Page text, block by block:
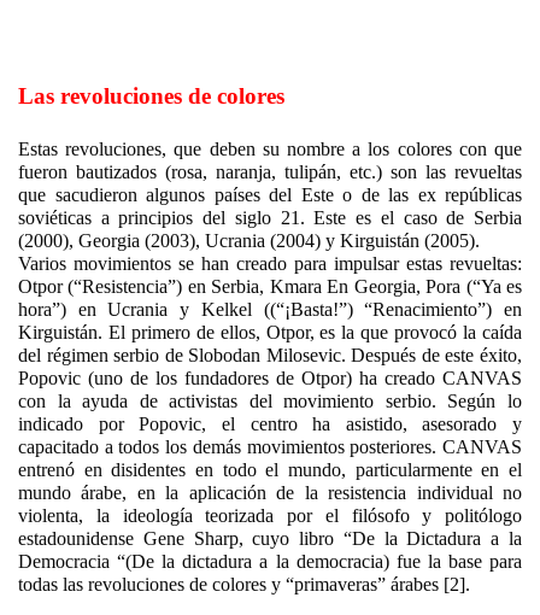
Las revoluciones de colores
Estas revoluciones, que deben su nombre a los colores con que
fueron bautizados (rosa, naranja, tulipán, etc.) son las revueltas
que sacudieron algunos países del Este o de las ex repúblicas
soviéticas a principios del siglo 21. Este es el caso de Serbia
(2000), Georgia (2003), Ucrania (2004) y Kirguistán (2005).
Varios movimientos se han creado para impulsar estas revueltas:
Otpor (“Resistencia”) en Serbia, Kmara En Georgia, Pora (“Ya es
hora”) en Ucrania y Kelkel ((“¡Basta!”) “Renacimiento”) en
Kirguistán. El primero de ellos, Otpor, es la que provocó la caída
del régimen serbio de Slobodan Milosevic. Después de este éxito,
Popovic (uno de los fundadores de Otpor) ha creado CANVAS
con la ayuda de activistas del movimiento serbio. Según lo
indicado por Popovic, el centro ha asistido, asesorado y
capacitado a todos los demás movimientos posteriores. CANVAS
entrenó en disidentes en todo el mundo, particularmente en el
mundo árabe, en la aplicación de la resistencia individual no
violenta, la ideología teorizada por el filósofo y politólogo
estadounidense Gene Sharp, cuyo libro “De la Dictadura a la
Democracia “(De la dictadura a la democracia) fue la base para
todas las revoluciones de colores y “primaveras” árabes [2].